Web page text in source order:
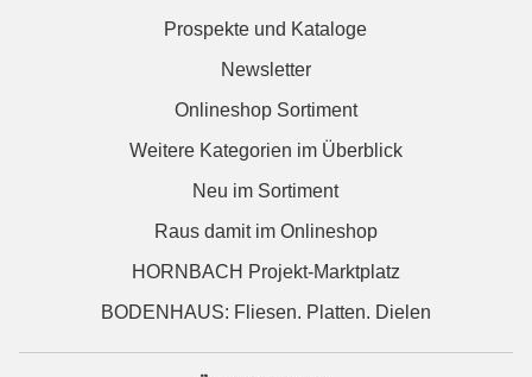
Prospekte und Kataloge
Newsletter
Onlineshop Sortiment
Weitere Kategorien im Überblick
Neu im Sortiment
Raus damit im Onlineshop
HORNBACH Projekt-Marktplatz
BODENHAUS: Fliesen. Platten. Dielen